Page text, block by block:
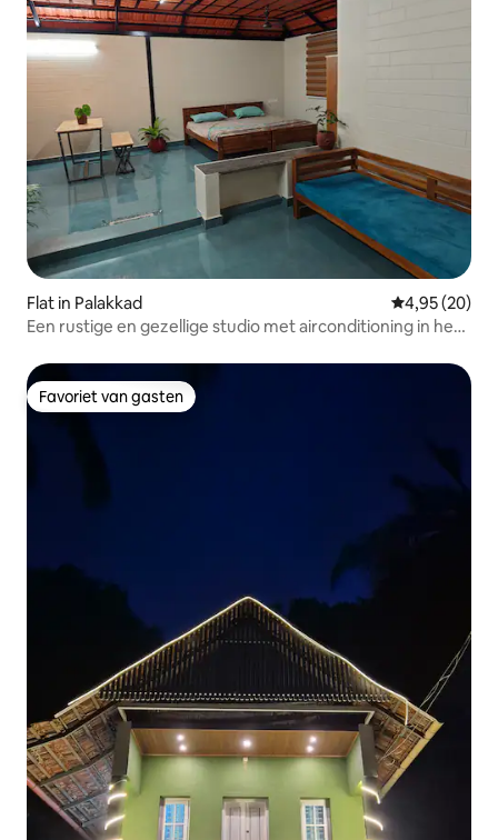
Flat in Palakkad Gemiddelde
4,95 (20)
Een rustige en gezellige studio met airconditioning in het
Favoriet van gasten
Favoriet van gasten